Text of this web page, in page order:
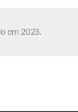
em 2023.